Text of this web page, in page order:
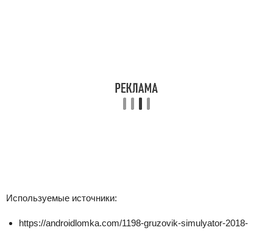
Используемые источники:
https://androidlomka.com/1198-gruzovik-simulyator-2018-